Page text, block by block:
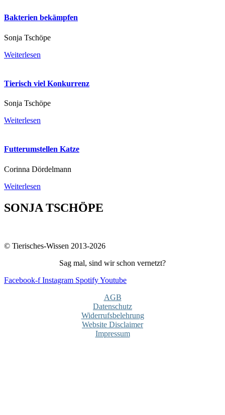
Bakterien bekämpfen
Sonja Tschöpe
Weiterlesen
Tierisch viel Konkurrenz
Sonja Tschöpe
Weiterlesen
Futterumstellen Katze
Corinna Dördelmann
Weiterlesen
SONJA TSCHÖPE
© Tierisches-Wissen 2013-2026
Sag mal, sind wir schon vernetzt?
Facebook-f Instagram SpotifyYoutube
AGB
Datenschutz
Widerrufsbelehrung
Website Disclaimer
Impressum